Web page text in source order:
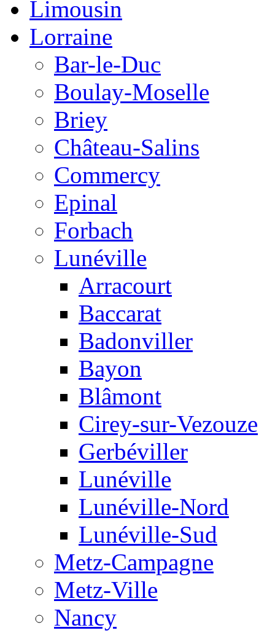
Limousin
Lorraine
Bar-le-Duc
Boulay-Moselle
Briey
Château-Salins
Commercy
Epinal
Forbach
Lunéville
Arracourt
Baccarat
Badonviller
Bayon
Blâmont
Cirey-sur-Vezouze
Gerbéviller
Lunéville
Lunéville-Nord
Lunéville-Sud
Metz-Campagne
Metz-Ville
Nancy